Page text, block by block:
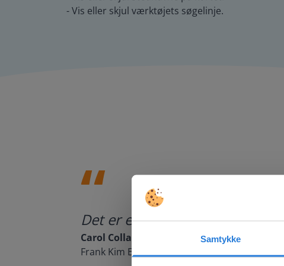
Samtykke
- Vis eller skjul værktøjets søgelinje.
Det er et supergodt værktøj
Carol Collack
Frank Kim Elementary, Nevada This